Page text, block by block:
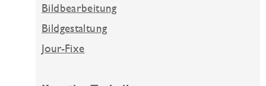
Bildbearbeitung
Bildgestaltung
Jour-Fixe